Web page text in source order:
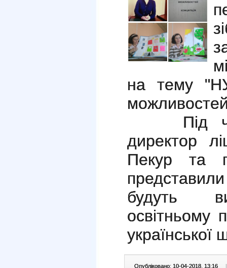
на тему
Під час
директор
Пекур та
будуть
освітньому
української
Опубліковано: 10-04-2018, 13:16 |